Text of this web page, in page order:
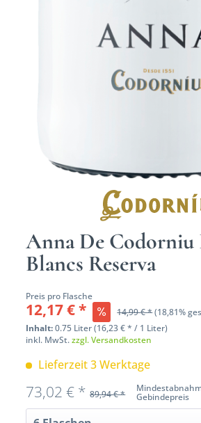
Anna De Codorniu
Blancs Reserva
Preis pro Flasche
12,17 € * 14,99 € *(18,81%
Inhalt:0.75 Liter (16,23 € * / 1 Liter)
inkl. MwSt.zzgl. Versandkosten
Lieferzeit 3 Werktage
Gebindepreis
73,02 € * 89,94 € *